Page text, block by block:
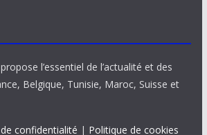
l’essentiel de l’actualité et des
Belgique, Tunisie, Maroc, Suisse et
confidentialité | Politique de cookies